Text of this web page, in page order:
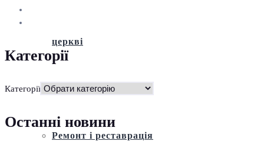
церкві
Історія
Ремонт і реставрація
Категорії
Категорії
Останні новини